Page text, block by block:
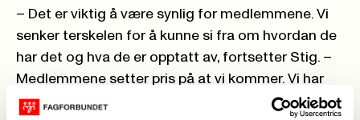
– Det er viktig å være synlig for medlemmene. Vi
senker terskelen for å kunne si fra om hvordan de
har det og hva de er opptatt av, fortsetter Stig. –
Medlemmene setter pris på at vi kommer. Vi har
med en pose Twist eller noe, sånn at de kan kose